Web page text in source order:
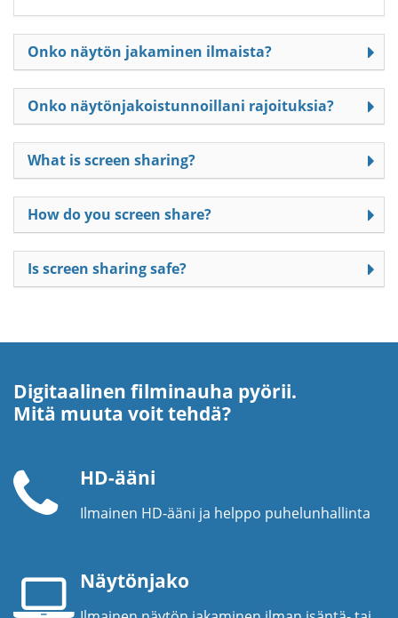
Onko näytön jakaminen ilmaista?
Onko näytönjakoistunnoillani rajoituksia?
What is screen sharing?
How do you screen share?
Is screen sharing safe?
Digitaalinen filminauha pyörii.
Mitä muuta voit tehdä?
HD-ääni
Ilmainen HD-ääni ja helppo puhelunhallinta
Näytönjako